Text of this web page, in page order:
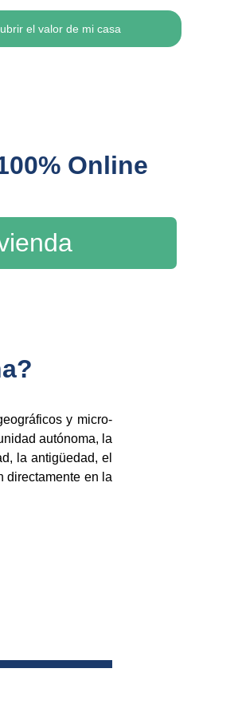
el valor de mi casa
Online
y micro-
autónoma, la
la antigüedad, el
directamente en la